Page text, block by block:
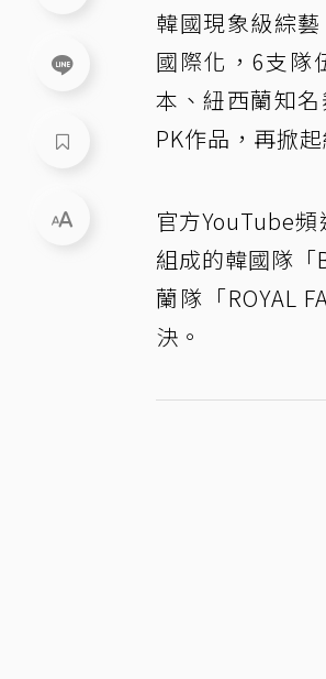
韓國現象級綜
國際化，6支隊
本、紐西蘭知
PK作品，再掀
官方YouTube
組成的韓國隊「
蘭隊「ROYAL
決。